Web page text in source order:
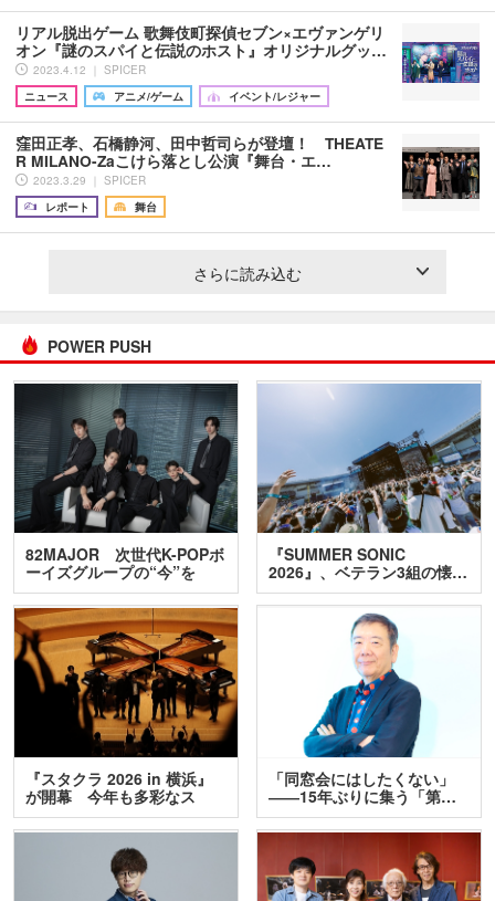
リアル脱出ゲーム 歌舞伎町探偵セブン×エヴァンゲリ
オン『謎のスパイと伝説のホスト』オリジナルグッ…
2023.4.12 ｜ SPICER
ニュース
アニメ/ゲーム イベント/レジャー
窪田正孝、石橋静河、田中哲司らが登壇！ THEATE
R MILANO-Zaこけら落とし公演『舞台・エ…
2023.3.29 ｜ SPICER
レポート
舞台
さらに読み込む
POWER PUSH
82MAJOR 次世代K-POPボ
ーイズグループの“今”を
訊…
『SUMMER SONIC
2026』、ベテラン3組の懐…
『スタクラ 2026 in 横浜』
が開幕 今年も多彩なス
テ…
「同窓会にはしたくない」
――15年ぶりに集う「第…